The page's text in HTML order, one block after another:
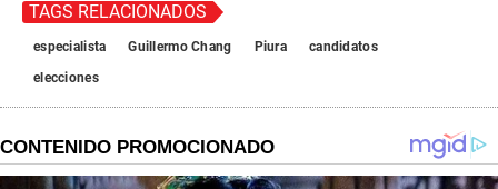
TAGS RELACIONADOS
especialista Guillermo Chang Piura
candidatos
elecciones